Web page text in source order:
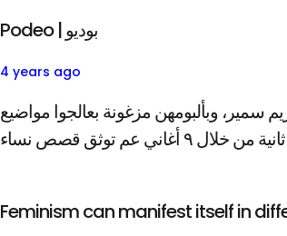
Podeo | بوديو
4 years ago
وبألبومهن مزغونة بعالجوا مواضيع
Feminism can manifest itself in